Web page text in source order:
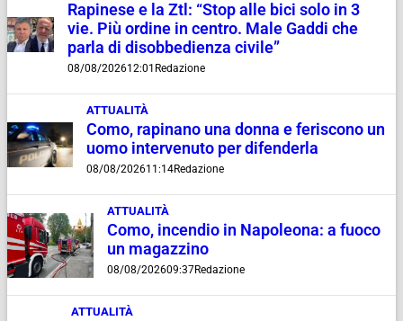
Rapinese e la Ztl: “Stop alle bici solo in 3
vie. Più ordine in centro. Male Gaddi che
parla di disobbedienza civile”
08/08/202612:01 Redazione
ATTUALITÀ
Como, rapinano una donna e feriscono un
uomo intervenuto per difenderla
08/08/202611:14Redazione
ATTUALITÀ
Como, incendio in Napoleona: a fuoco
un magazzino
08/08/202609:37Redazione
ATTUALITÀ